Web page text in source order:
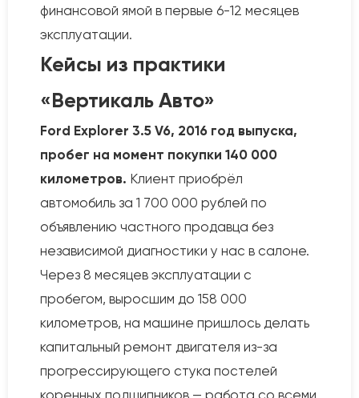
финансовой ямой в первые 6-12 месяцев
эксплуатации.
Кейсы из практики
«Вертикаль Авто»
Ford Explorer 3.5 V6, 2016 год выпуска,
пробег на момент покупки 140 000
километров. Клиент приобрёл
автомобиль за 1 700 000 рублей по
объявлению частного продавца без
независимой диагностики у нас в салоне.
Через 8 месяцев эксплуатации с
пробегом, выросшим до 158 000
километров, на машине пришлось делать
капитальный ремонт двигателя из-за
прогрессирующего стука постелей